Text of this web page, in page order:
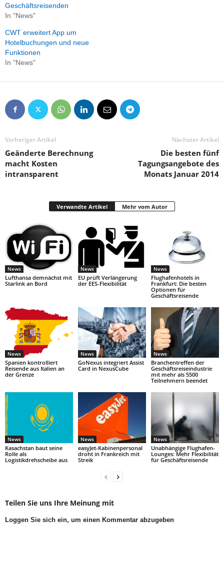
Geschäftsreisenden
In "News"
CWT erweitert App um
Hotelbuchungen und neue
Funktionen
In "News"
Vorheriger Artikel
Geänderte Berechnung
macht Kosten
intransparent
Nächster Artikel
Die besten fünf
Tagungsangebote des
Monats Januar 2014
Verwandte Artikel Mehr vom Autor
News
Lufthansa demnächst mit
Starlink an Bord
News
EU prüft Verlängerung
der EES-Flexibilität
News
Flughafenhotels in
Frankfurt: Die besten
Optionen für
Geschäftsreisende
News
Spanien kontrolliert
Reisende aus Italien an
der Grenze
News
GoNexus integriert Assist
Card in NexusCube
News
Branchentreffen der
Geschäftsreiseindustrie
mit mehr als 5500
Teilnehmern beendet
News
Kasachstan baut seine
Rolle als
Logistikdrehscheibe aus
News
easyJet-Kabinenpersonal
droht in Frankreich mit
Streik
News
Unabhängige Flughafen-
Lounges: Mehr Flexibilität
für Geschäftsreisende
Teilen Sie uns Ihre Meinung mit
Loggen Sie sich ein, um einen Kommentar abzugeben